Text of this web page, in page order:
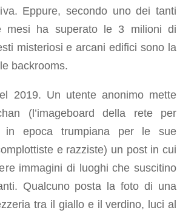
Eppure, secondo uno dei tanti
ha superato le 3 milioni di
misteriosi e arcani edifici sono la
backrooms.
2019. Un utente anonimo mette
(l’imageboard della rete per
in epoca trumpiana per le sue
e razziste) un post in cui
immagini di luoghi che suscitino
Qualcuno posta la foto di una
tra il giallo e il verdino, luci al